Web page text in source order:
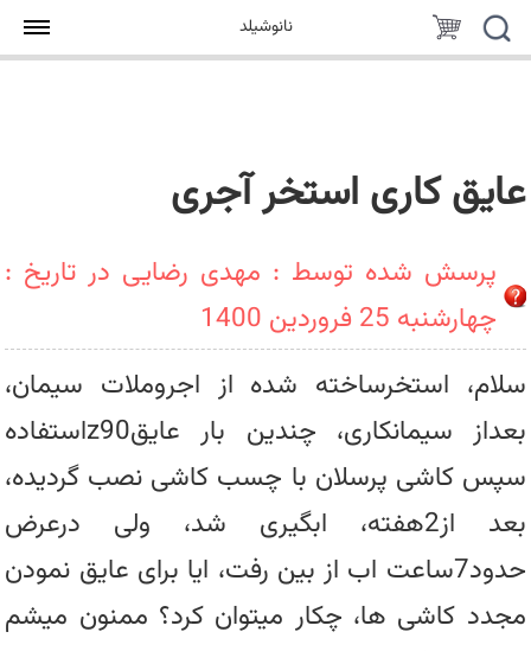
نانوشیلد
عایق کاری استخر آجری
پرسش شده توسط : مهدی رضایی در تاریخ :
چهارشنبه 25 فروردین 1400
سلام، استخرساخته شده از اجروملات سیمان،
بعداز سیمانکاری، چندین بار عایقz90استفاده
سپس کاشی پرسلان با چسب کاشی نصب گردیده،
بعد از2هفته، ابگیری شد، ولی درعرض
حدود7ساعت اب از بین رفت، ایا برای عایق نمودن
مجدد کاشی ها، چکار میتوان کرد؟ ممنون میشم
جستجو
سبد